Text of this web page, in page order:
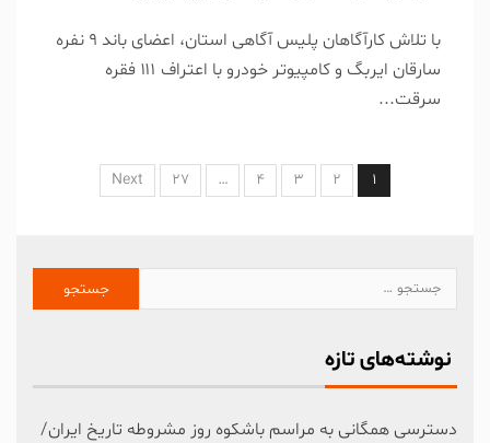
با تلاش کارآگاهان پلیس آگاهی استان، اعضای باند ۹ نفره
سارقان ایربگ و کامپیوتر خودرو با اعتراف ۱۱۱ فقره
سرقت...
1
2
3
4
…
27
Next
نوشته‌های تازه
دسترسی همگانی به مراسم باشکوه روز مشروطه تاریخ ایران/